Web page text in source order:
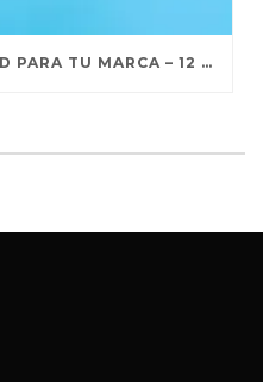
CREA UNA PERSONALIDAD PARA TU MARCA – 12 ARQUETIPOS